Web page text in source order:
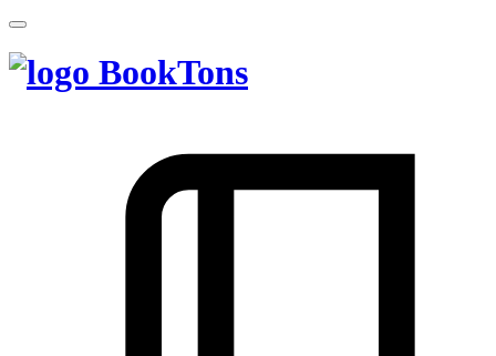
BookTons